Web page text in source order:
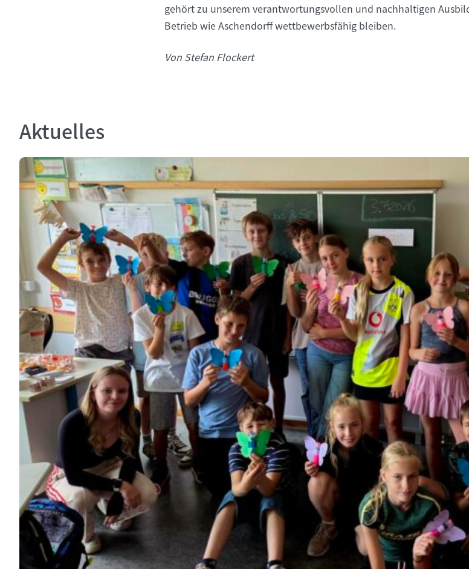
gehört zu unserem verantwortungsvollen und nachhaltigen
Betrieb wie Aschendorff wettbewerbsfähig bleiben.
Von Stefan Flockert
Aktuelles